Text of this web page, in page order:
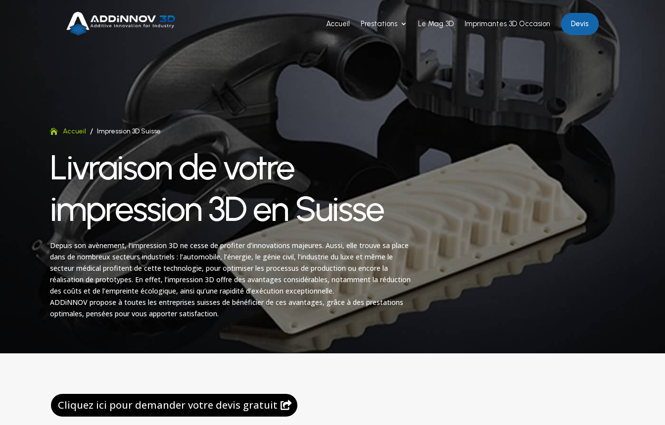
Accueil Prestations Le Mag 3D Imprimantes 3D Occasion Devis
Accueil / Impression 3D Suisse
Livraison de votre
impression 3D en Suisse
Depuis son avènement, l’impression 3D ne cesse de profiter d’innovations majeures. Aussi, elle trouve sa place
dans de nombreux secteurs industriels : l’automobile, l’énergie, le génie civil, l’industrie du luxe et même le
secteur médical profitent de cette technologie, pour optimiser les processus de production ou encore la
réalisation de prototypes. En effet, l’impression 3D offre des avantages considérables, notamment la réduction
des coûts et de l’empreinte écologique, ainsi qu’une rapidité d’exécution exceptionnelle.
ADDiNNOV propose à toutes les entreprises suisses de bénéficier de ces avantages, grâce à des prestations
optimales, pensées pour vous apporter satisfaction.
Cliquez ici pour demander votre devis gratuit